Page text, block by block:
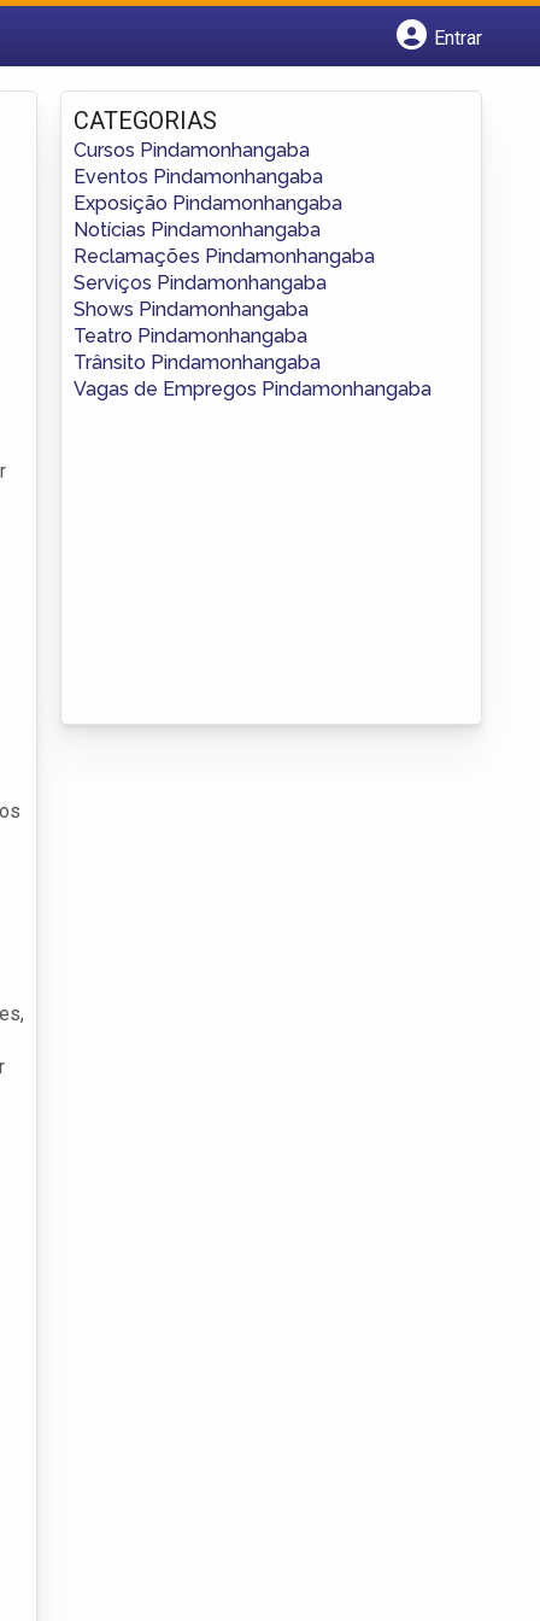
Entrar
Fazer login
Criar conta
CATEGORIAS
Cursos Pindamonhangaba
Eventos Pindamonhangaba
Exposição Pindamonhangaba
Notícias Pindamonhangaba
Reclamações Pindamonhangaba
Serviços Pindamonhangaba
Shows Pindamonhangaba
Teatro Pindamonhangaba
Trânsito Pindamonhangaba
Vagas de Empregos Pindamonhangaba